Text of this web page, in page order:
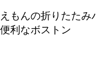
もんの折りたた
利なボストン